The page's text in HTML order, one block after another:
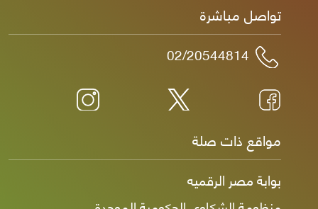
تواصل مباشرة
مواقع ذات صلة
بوابة مصر الرقميه